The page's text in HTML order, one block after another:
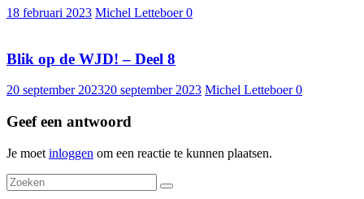
18 februari 2023 Michel Letteboer0
Blik op de WJD! – Deel 8
20 september 202320 september 2023 Michel Letteboer0
Geef een antwoord
Je moet inloggen om een reactie te kunnen plaatsen.